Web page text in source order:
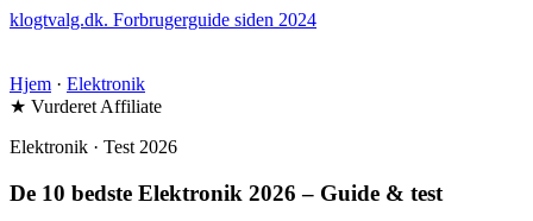
klogtvalg.dk. Forbrugerguide siden 2024
Hjem · Elektronik
★ Vurderet Affiliate
Elektronik · Test 2026
De 10 bedste Elektronik 2026 – Guide & test